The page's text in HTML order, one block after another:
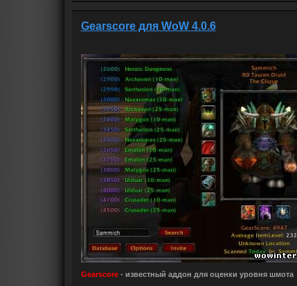
Gearscore для WoW 4.0.6
Gearscore- известный аддон для оценки уровня шмота